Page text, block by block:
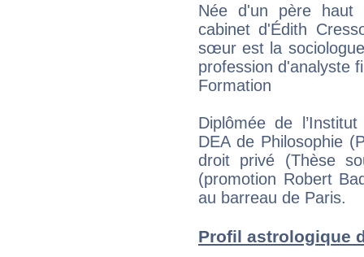
Née d'un père haut
cabinet d'Édith
sœur est la
profession d'analyste
Formation
Diplômée de
DEA de Philosophie
droit privé (Thèse
(promotion Robert
au barreau de Paris.
Profil astrologique